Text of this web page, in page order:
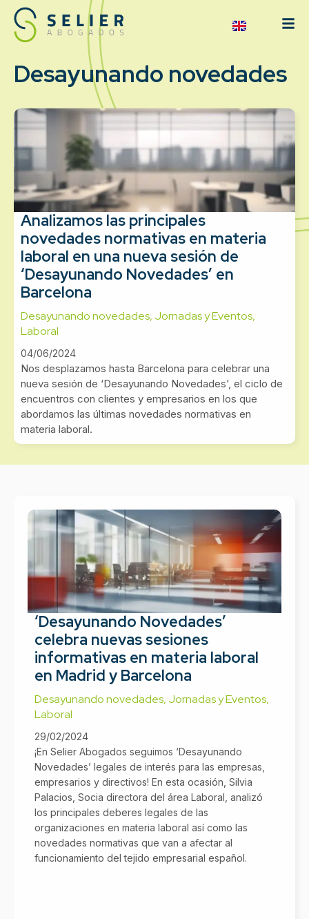
Desayunando novedades
Analizamos las principales
novedades normativas en materia
laboral en una nueva sesión de
‘Desayunando Novedades’ en
Barcelona
Desayunando novedades, Jornadas y Eventos,
Laboral
04/06/2024
Nos desplazamos hasta Barcelona para celebrar una
nueva sesión de ‘Desayunando Novedades’, el ciclo de
encuentros con clientes y empresarios en los que
abordamos las últimas novedades normativas en
materia laboral.
‘Desayunando Novedades’
celebra nuevas sesiones
informativas en materia laboral
en Madrid y Barcelona
Desayunando novedades, Jornadas y Eventos,
Laboral
29/02/2024
¡En Selier Abogados seguimos ‘Desayunando
Novedades’ legales de interés para las empresas,
empresarios y directivos! En esta ocasión, Silvia
Palacios, Socia directora del área Laboral, analizó
los principales deberes legales de las
organizaciones en materia laboral así como las
novedades normativas que van a afectar al
funcionamiento del tejido empresarial español.